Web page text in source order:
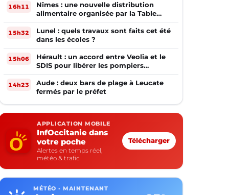
16h11
Nîmes : une nouvelle distribution
alimentaire organisée par la Table
Ouverte
15h32
Lunel : quels travaux sont faits cet été
dans les écoles ?
15h06
Hérault : un accord entre Veolia et le
SDIS pour libérer les pompiers
volontaires
14h23
Aude : deux bars de plage à Leucate
fermés par le préfet
APPLICATION MOBILE
InfOccitanie dans
votre poche
Alertes en temps réel,
météo & trafic
Télécharger
MÉTÉO · MAINTENANT